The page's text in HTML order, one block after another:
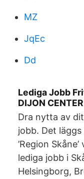
MZ
JqEc
Dd
Lediga Jobb
DIJON CENTER
Dra nytta av
jobb. Det
’Region
lediga jobb i
Helsingborg,